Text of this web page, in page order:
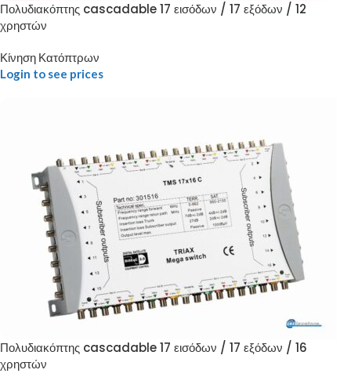
Πολυδιακόπτης cascadable 17 εισόδων / 17 εξόδων / 12
χρηστών
Κίνηση Κατόπτρων
Login to see prices
Πολυδιακόπτης cascadable 17 εισόδων / 17 εξόδων / 16
χρηστών